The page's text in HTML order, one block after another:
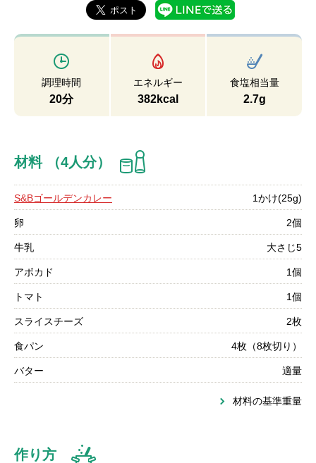
調理時間
20分
エネルギー
382kcal
食塩相当量
2.7g
材料 （4人分）
S&Bゴールデンカレー 1かけ(25g)
卵 2個
牛乳 大さじ5
アボカド 1個
トマト 1個
スライスチーズ 2枚
食パン 4枚（8枚切り）
バター 適量
材料の基準重量
作り方